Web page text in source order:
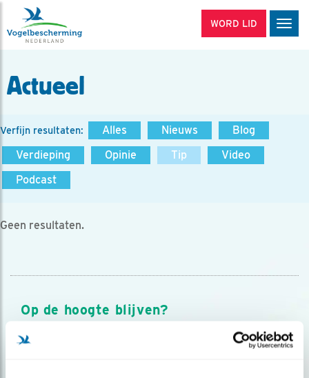
WORD LID
Actueel
Verfijn resultaten: Alles Nieuws
Blog
Verdieping
Opinie Tip
Video
Podcast
Geen resultaten.
Op de hoogte blijven?
Meld je aan en ontvang nieuws, inspiratie, acties en tips
over vogels en activiteiten van Vogelbescherming.